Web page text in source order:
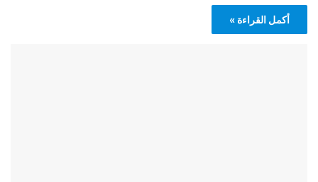
أكمل القراءة »